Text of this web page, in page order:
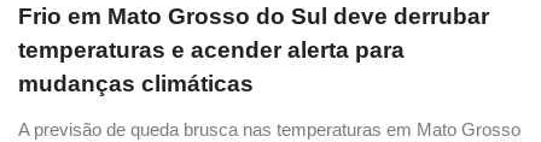
Frio em Mato Grosso do Sul deve derrubar
temperaturas e acender alerta para
mudanças climáticas
A previsão de queda brusca nas temperaturas em Mato Grosso